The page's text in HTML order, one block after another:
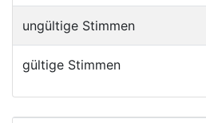
ungültige Stimmen
gültige Stimmen